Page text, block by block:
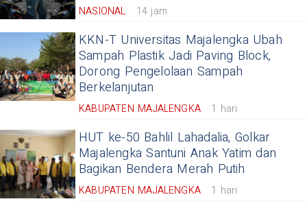
NASIONAL 14 jam
KKN-T Universitas Majalengka Ubah
Sampah Plastik Jadi Paving Block,
Dorong Pengelolaan Sampah
Berkelanjutan
KABUPATEN MAJALENGKA 1 hari
HUT ke-50 Bahlil Lahadalia, Golkar
Majalengka Santuni Anak Yatim dan
Bagikan Bendera Merah Putih
KABUPATEN MAJALENGKA 1 hari